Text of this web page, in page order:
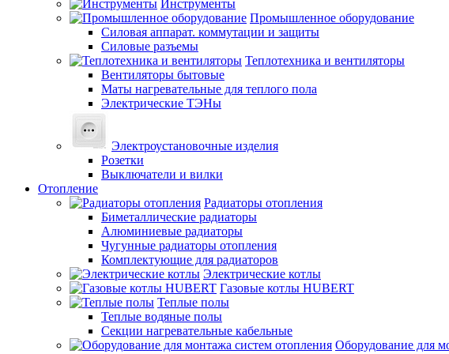
Инструменты
Промышленное оборудование
Силовая аппарат. коммутации и защиты
Силовые разъемы
Теплотехника и вентиляторы
Вентиляторы бытовые
Маты нагревательные для теплого пола
Электрические ТЭНы
Электроустановочные изделия
Розетки
Выключатели и вилки
Отопление
Радиаторы отопления
Биметаллические радиаторы
Алюминиевые радиаторы
Чугунные радиаторы отопления
Комплектующие для радиаторов
Электрические котлы
Газовые котлы HUBERT
Теплые полы
Теплые водяные полы
Секции нагревательные кабельные
Оборудование для